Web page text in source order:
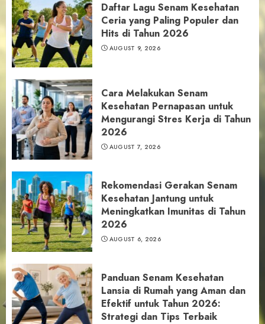
Daftar Lagu Senam Kesehatan
Ceria yang Paling Populer dan
Hits di Tahun 2026
AUGUST 9, 2026
Cara Melakukan Senam
Kesehatan Pernapasan untuk
Mengurangi Stres Kerja di Tahun
2026
AUGUST 7, 2026
Rekomendasi Gerakan Senam
Kesehatan Jantung untuk
Meningkatkan Imunitas di Tahun
2026
AUGUST 6, 2026
Panduan Senam Kesehatan
Lansia di Rumah yang Aman dan
Efektif untuk Tahun 2026:
Strategi dan Tips Terbaik